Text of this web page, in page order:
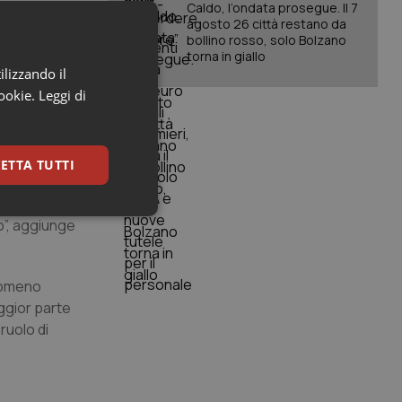
livello
nei
come
pattizia,
piede
a
aggiunge
parte
di
Caldo, l’ondata prosegue. Il 7
agosto 26 città restano da
bollino rosso, solo Bolzano
torna in giallo
il
Leggi di
TUTTI